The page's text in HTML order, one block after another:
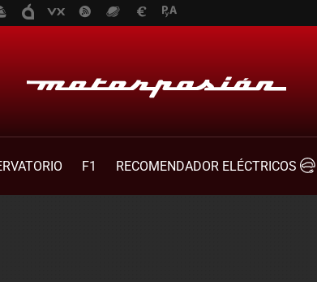
F1
RECOMENDADOR ELÉCTRICOS